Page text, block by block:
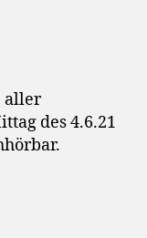
aller
des 4.6.21